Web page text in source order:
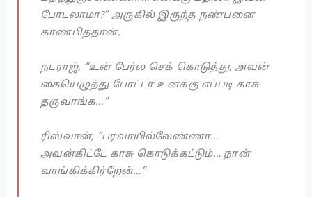
போடலாமா?” அருகில் இருந்த நண்பனை
காண்பித்தான்.
நடராஜ், “உன் பேர்ல செக் கொடுத்து, அவன்
கையெழுத்து போட்டா உனக்கு எப்படி காசு
தருவாங்க…”
ரிஸ்வான், “பரவாயில்லேண்ணா…
அவன்கிட்டே காசு கொடுக்கட்டும்… நான்
வாங்கிக்கிர்றேன்…”